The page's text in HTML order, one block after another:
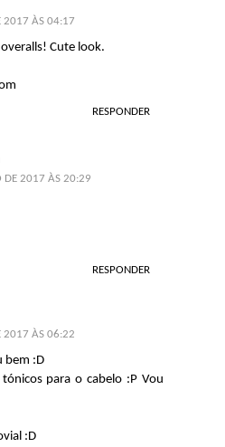
2017 ÀS 04:17
Cute look.
RESPONDER
DE 2017 ÀS 20:29
RESPONDER
2017 ÀS 06:22
bem :D
para o cabelo :P Vou
:D